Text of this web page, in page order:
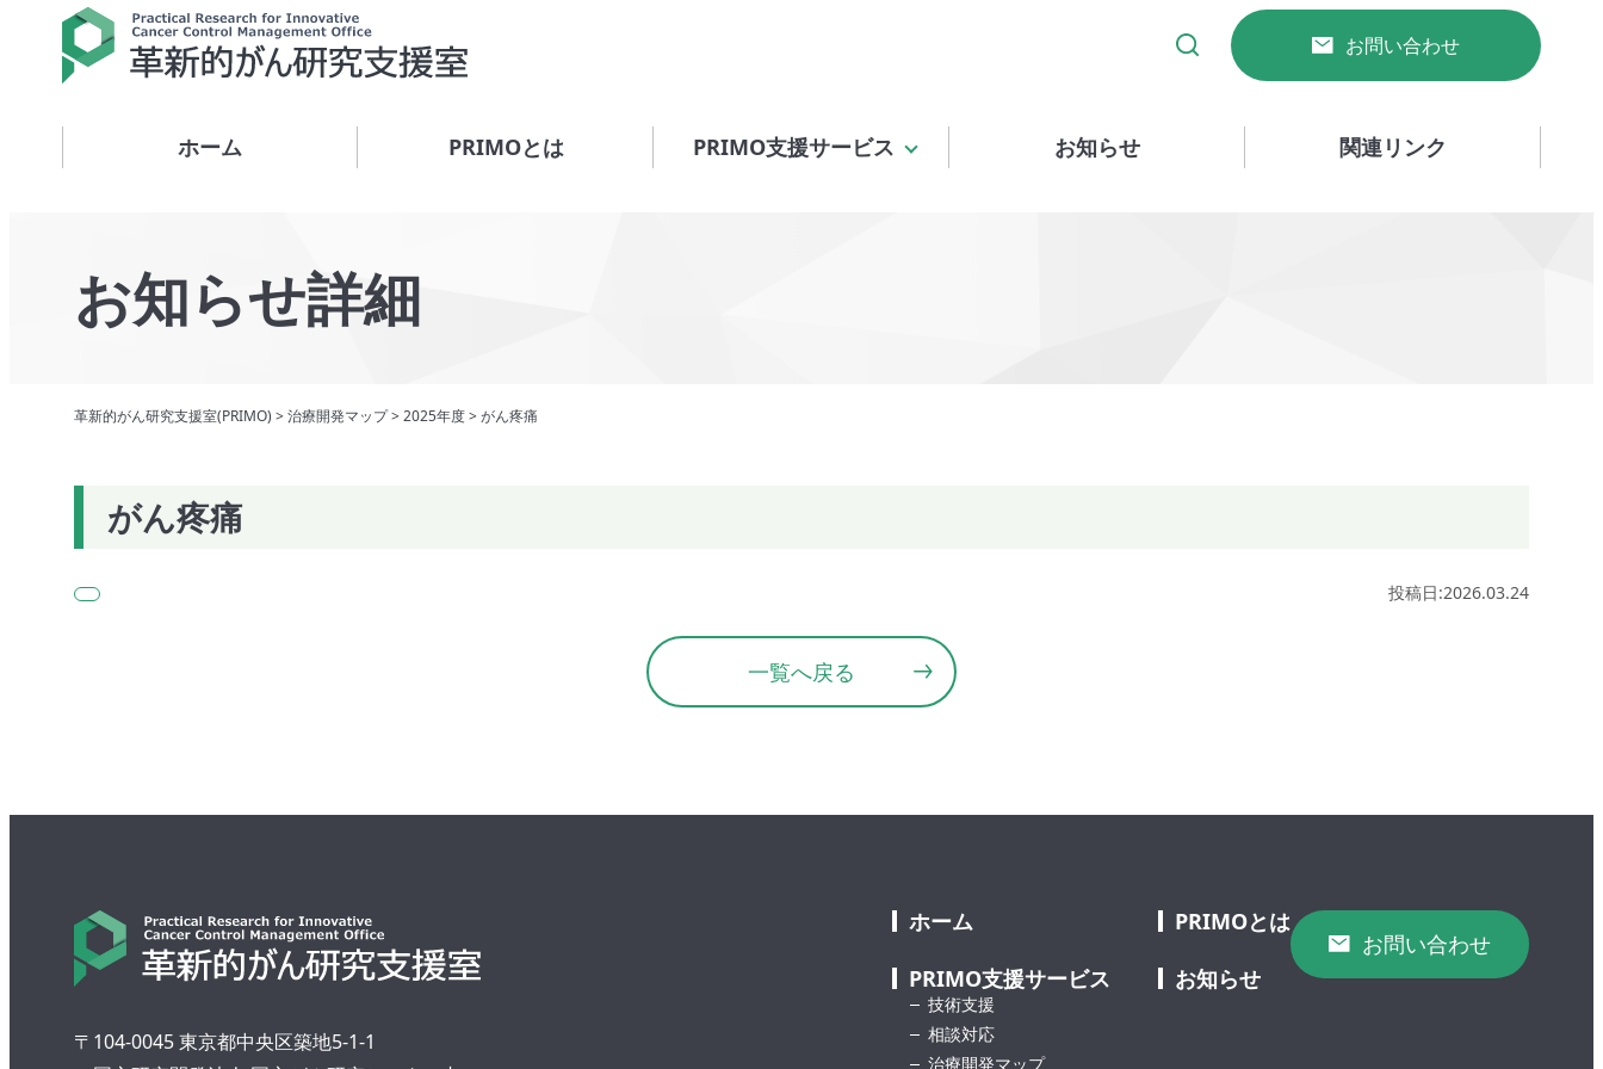
お問い合わせ
ホーム PRIMOとは PRIMO支援サービス お知らせ 関連リンク
お知らせ詳細
革新的がん研究支援室(PRIMO) >治療開発マップ>2025年度>がん疼痛
がん疼痛
投稿日:2026.03.24
一覧へ戻る
〒104-0045 東京都中央区築地5-1-1
ホーム
PRIMOとは
PRIMO支援サービス
技術支援
相談対応
治療開発マップ
お知らせ
お問い合わせ